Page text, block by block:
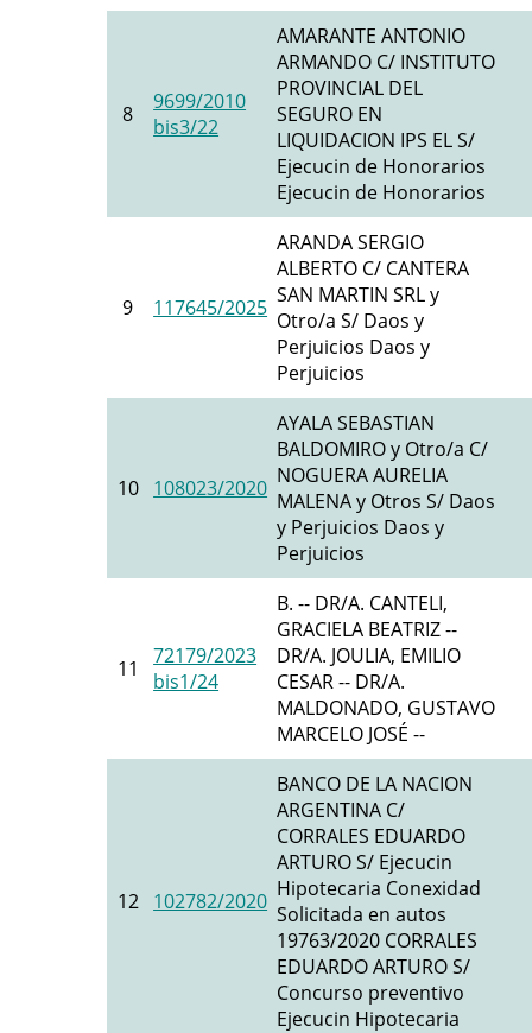
8
9699/2010
bis3/22
AMARANTE ANTONIO
ARMANDO C/ INSTITUTO
PROVINCIAL DEL
SEGURO EN
LIQUIDACION IPS EL S/
Ejecucin de Honorarios
Ejecucin de Honorarios
9 117645/2025
ARANDA SERGIO
ALBERTO C/ CANTERA
SAN MARTIN SRL y
Otro/a S/ Daos y
Perjuicios Daos y
Perjuicios
10 108023/2020
AYALA SEBASTIAN
BALDOMIRO y Otro/a C/
NOGUERA AURELIA
MALENA y Otros S/ Daos
y Perjuicios Daos y
Perjuicios
11
72179/2023
bis1/24
B. -- DR/A. CANTELI,
GRACIELA BEATRIZ --
DR/A. JOULIA, EMILIO
CESAR -- DR/A.
MALDONADO, GUSTAVO
MARCELO JOSÉ --
12 102782/2020
BANCO DE LA NACION
ARGENTINA C/
CORRALES EDUARDO
ARTURO S/ Ejecucin
Hipotecaria Conexidad
Solicitada en autos
19763/2020 CORRALES
EDUARDO ARTURO S/
Concurso preventivo
Ejecucin Hipotecaria